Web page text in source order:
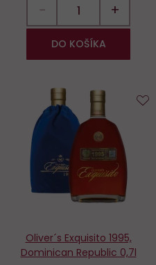
− +
DO KOŠÍKA
obľúbených
Oliver´s Exquisito 1995,
Dominican Republic 0,7l